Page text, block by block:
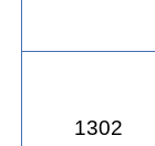
1302